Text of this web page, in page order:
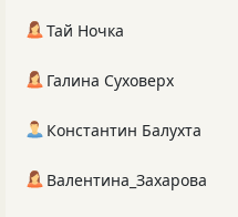
Тай Ночка
Галина Суховерх
Константин Балухта
Валентина_Захарова